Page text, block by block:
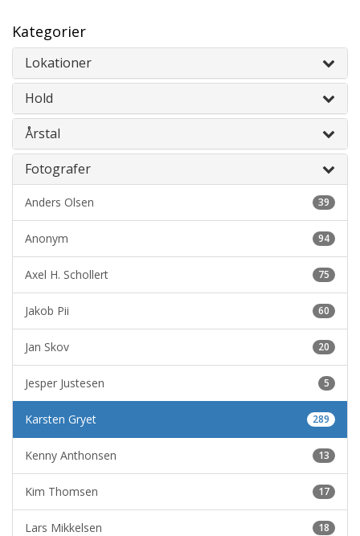
Kategorier
Lokationer
Hold
Årstal
Fotografer
39
Anders Olsen
94
Anonym
75
Axel H. Schollert
60
Jakob Pii
20
Jan Skov
5
Jesper Justesen
289
Karsten Gryet
13
Kenny Anthonsen
17
Kim Thomsen
18
Lars Mikkelsen